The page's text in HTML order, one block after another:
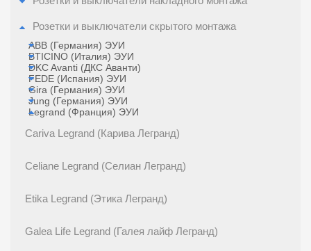
Розетки и выключатели скрытого монтажа
ABB (Германия) ЭУИ
BTICINO (Италия) ЭУИ
DKC Avanti (ДКС Аванти)
FEDE (Испания) ЭУИ
Gira (Германия) ЭУИ
Jung (Германия) ЭУИ
Legrand (Франция) ЭУИ
Cariva Legrand (Карива Легранд)
Celiane Legrand (Селиан Легранд)
Etika Legrand (Этика Легранд)
Galea Life Legrand (Галея лайф Легранд)